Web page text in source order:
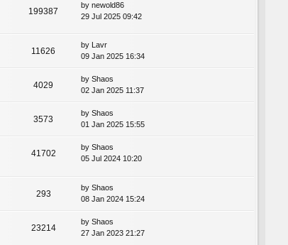
199387
by newold86
29 Jul 2025 09:42
11626
by Lavr
09 Jan 2025 16:34
4029
by Shaos
02 Jan 2025 11:37
3573
by Shaos
01 Jan 2025 15:55
41702
by Shaos
05 Jul 2024 10:20
293
by Shaos
08 Jan 2024 15:24
23214
by Shaos
27 Jan 2023 21:27